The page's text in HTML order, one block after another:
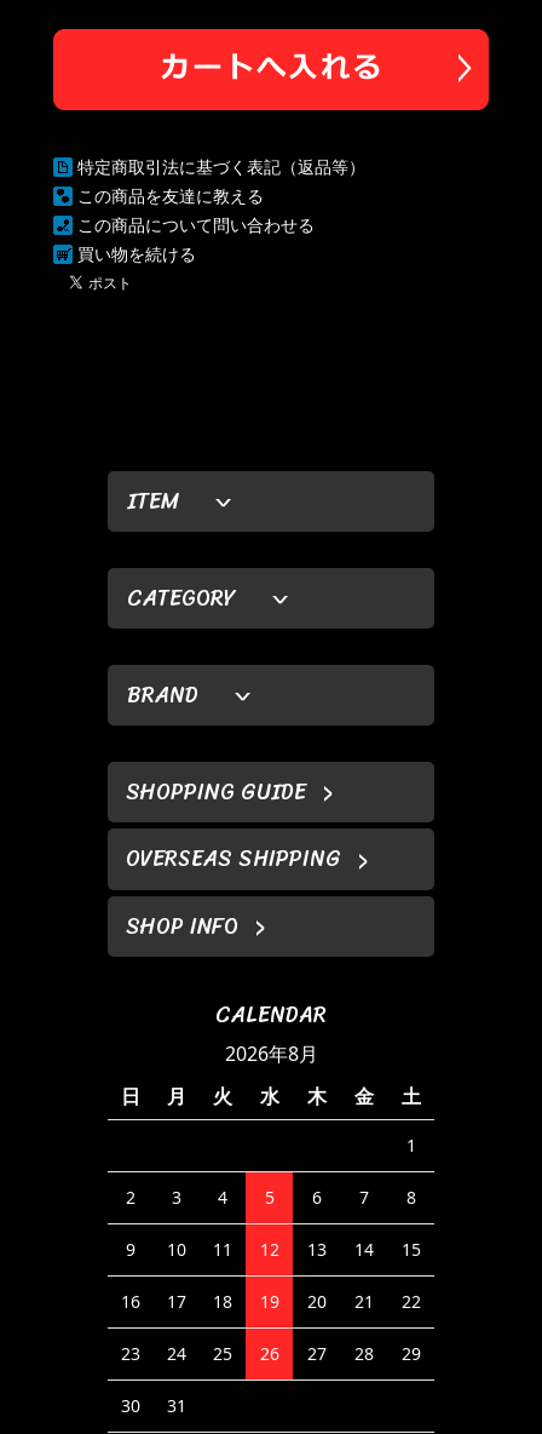
ITEM
CATEGORY
BRAND
SHOPPING GUIDE
OVERSEAS SHIPPING
SHOP INFO
CALENDAR
2026年8月
日
月 火 水 木 金 土
1
2 3 4 5 6 7 8
9 10 11 12 13 14 15
16 17 18 19 20 21 22
23 24 25 26 27 28 29
30 31
特定商取引法に基づく表記（返品等）
この商品を友達に教える
この商品について問い合わせる
買い物を続ける